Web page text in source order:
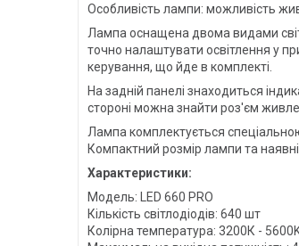
Особливість лампи: можливість
Лампа оснащена двома видами
точно налаштувати освітлення у
керування, що йде в комплекті.
На задній панелі знаходиться
стороні можна знайти роз'єм
Лампа комплектується
Компактний розмір лампи та
Характеристики:
Модель: LED 660 PRO
Кількість світлодіодів: 640 шт
Колірна температура: 3200К -